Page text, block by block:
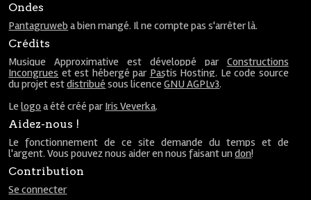
Ondes
Pantagruweb a bien mangé. Il ne compte pas s'arrêter là.
Crédits
Musique Approximative est développé par Constructions
Incongrues et est hébergé par Pastis Hosting. Le code source
du projet estdistribué sous licenceGNU AGPLv3.
Lelogo a été créé par Iris Veverka.
Aidez-nous !
Le fonctionnement de ce site demande du temps et de
l'argent. Vous pouvez nous aider en nous faisant undon!
Contribution
Se connecter